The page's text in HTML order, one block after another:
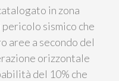
in zona
sismico che
aree a secondo del
orizzontale
del 10% che